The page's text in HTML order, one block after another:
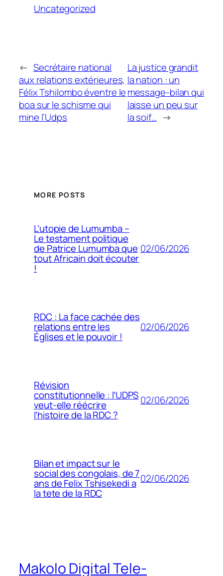
Uncategorized
← Secrétaire national
aux relations extérieures,
Félix Tshilombo éventre le
boa sur le schisme qui
mine l’Udps
La justice grandit
la nation : un
message-bilan qui
laisse un peu sur
la soif… →
MORE POSTS
L’utopie de Lumumba –
Le testament politique
de Patrice Lumumba que
tout Africain doit écouter
!
02/06/2026
RDC : La face cachée des
relations entre les
Églises et le pouvoir !
02/06/2026
Révision
constitutionnelle : l’UDPS
veut-elle réécrire
l’histoire de la RDC ?
02/06/2026
Bilan et impact sur le
social des congolais, de 7
ans de Felix Tshisekedi a
la tete de la RDC
02/06/2026
Makolo Digital Tele-